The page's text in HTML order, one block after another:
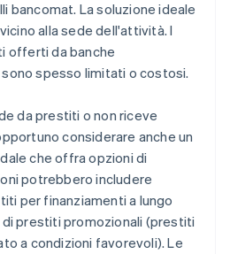
bancomat. La soluzione ideale
alla sede dell'attività. I
offerti da banche
spesso limitati o costosi.
da prestiti o non riceve
considerare anche un
che offra opzioni di
potrebbero includere
per finanziamenti a lungo
prestiti promozionali (prestiti
a condizioni favorevoli). Le